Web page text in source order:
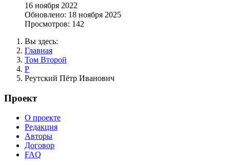
16 ноября 2022
Обновлено: 18 ноября 2025
Просмотров: 142
Вы здесь:
Главная
Том Второй
Р
Реутский Пётр Иванович
Проект
О проекте
Редакция
Авторы
Договор
FAQ